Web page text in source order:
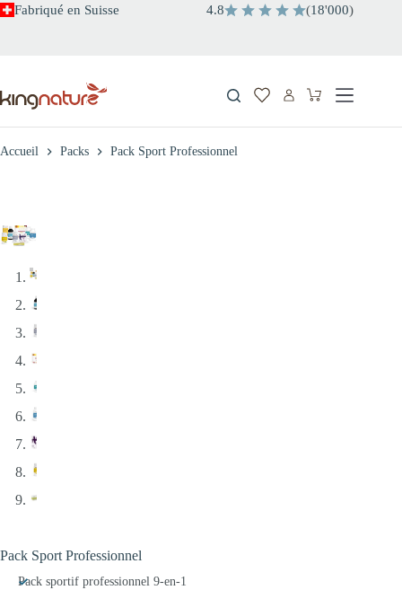
Passer
Fabriqué en Suisse 4.8 (18'000)
Panier
Accueil Packs Pack Sport Professionnel
Pack Sport Professionnel
Pack sportif professionnel 9-en-1